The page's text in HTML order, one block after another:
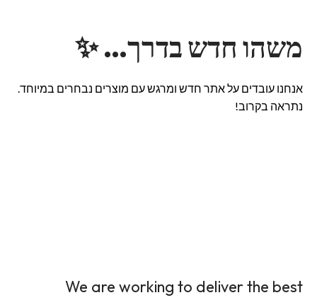
משהו חדש בדרך… ✨
אנחנו עובדים על אתר חדש ומרגש עם מוצרים נבחרים במיוחד.
נתראה בקרוב!
We are working to deliver the best